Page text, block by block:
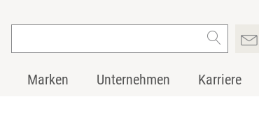
Marken Unternehmen Karriere